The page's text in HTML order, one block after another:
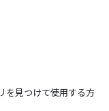
を見つけて使用する方